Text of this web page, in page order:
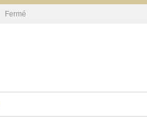
Fermé